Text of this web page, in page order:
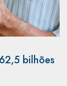
bilhões